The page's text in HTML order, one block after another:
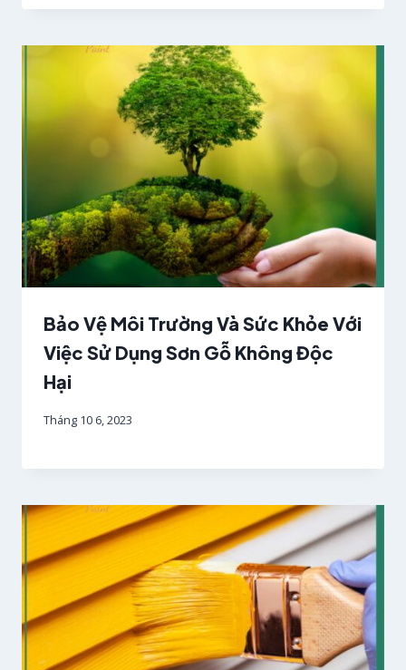
Bảo Vệ Môi Trường Và Sức Khỏe Với
Việc Sử Dụng Sơn Gỗ Không Độc
Hại
Tháng 10 6, 2023